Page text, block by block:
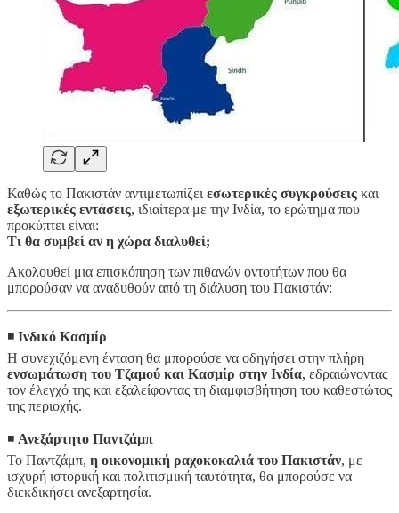
Καθώς το Πακιστάν αντιμετωπίζει εσωτερικές συγκρούσεις και
εξωτερικές εντάσεις, ιδιαίτερα με την Ινδία, το ερώτημα που
προκύπτει είναι:
Τι θα συμβεί αν η χώρα διαλυθεί;
Ακολουθεί μια επισκόπηση των πιθανών οντοτήτων που θα
μπορούσαν να αναδυθούν από τη διάλυση του Πακιστάν:
◾️ Ινδικό Κασμίρ
Η συνεχιζόμενη ένταση θα μπορούσε να οδηγήσει στην πλήρη
ενσωμάτωση του Τζαμού και Κασμίρ στην Ινδία, εδραιώνοντας
τον έλεγχό της και εξαλείφοντας τη διαμφισβήτηση του καθεστώτος
της περιοχής.
◾️ Ανεξάρτητο Παντζάμπ
Το Παντζάμπ, η οικονομική ραχοκοκαλιά του Πακιστάν, με
ισχυρή ιστορική και πολιτισμική ταυτότητα, θα μπορούσε να
διεκδικήσει ανεξαρτησία.